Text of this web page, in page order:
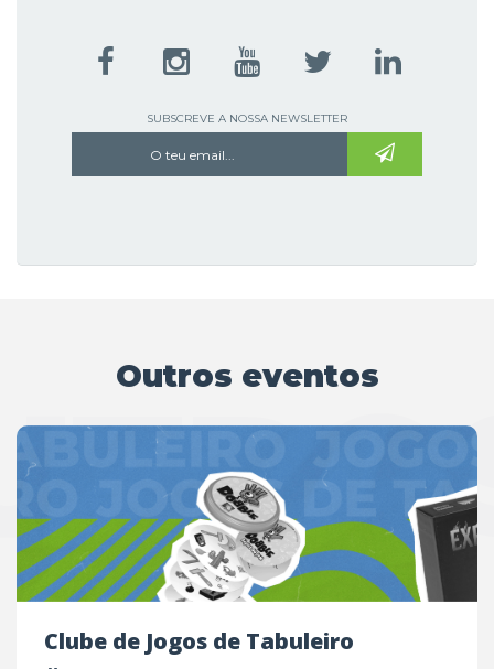
SUBSCREVE A NOSSA NEWSLETTER
Outros eventos
Clube de Jogos de Tabuleiro